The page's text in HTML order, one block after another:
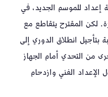
للموسم الجديد، في
لكن المقترح يتقاطع مع
انطلاق الدوري إلى
من التحدي أمام الجهاز
الفني وازدحام